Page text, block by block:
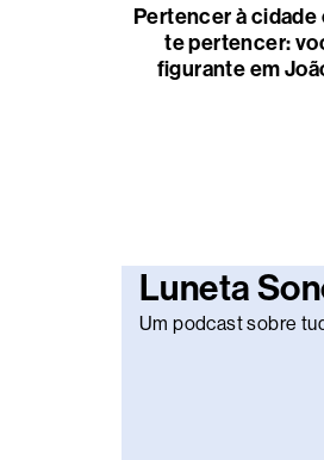
Pertencer à cidade
te pertencer:
figurante em
Luneta
Um podcast sobre